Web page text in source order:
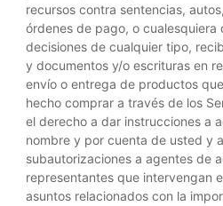
recursos contra sentencias,
órdenes de pago, o cualesquiera
decisiones de cualquier tipo,
y documentos y/o escrituras en
envío o entrega de productos
hecho comprar a través de los
el derecho a dar instrucciones a
nombre y por cuenta de usted y
subautorizaciones a agentes de
representantes que intervengan
asuntos relacionados con la